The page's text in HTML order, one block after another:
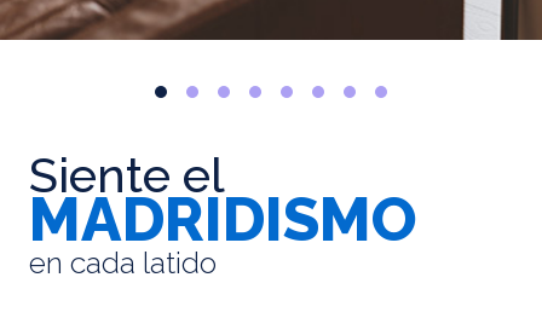
Siente el
MADRIDISMO
en cada latido